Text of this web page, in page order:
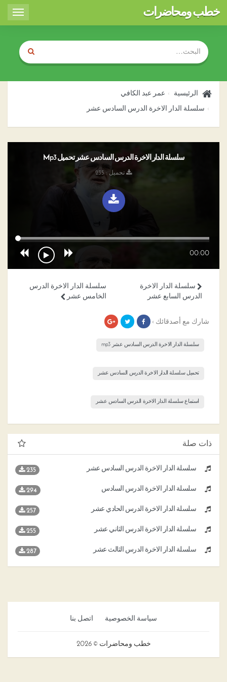
Toggle
خطب ومحاضرات
الرئيسية عمر عبد الكافي
سلسلة الدار الاخرة الدرس السادس عشر
سلسلة الدار الاخرة الدرس السادس عشر تحميل Mp3
تحميل : 235
00:00
سلسلة الدار الاخرة الدرس
الخامس عشر
سلسلة الدار الاخرة
الدرس السابع عشر
شارك مع أصدقائك ›
سلسلة الدار الاخرة الدرس السادس عشر mp3
تحميل سلسلة الدار الاخرة الدرس السادس عشر
استماع سلسلة الدار الاخرة الدرس السادس عشر
ذات صلة
سلسلة الدار الاخرة الدرس السادس عشر 235
سلسلة الدار الاخرة الدرس السادس 294
سلسلة الدار الاخرة الدرس الحادي عشر 257
سلسلة الدار الاخرة الدرس الثاني عشر 255
سلسلة الدار الاخرة الدرس الثالث عشر 287
سياسة الخصوصية اتصل بنا
خطب ومحاضرات © 2026